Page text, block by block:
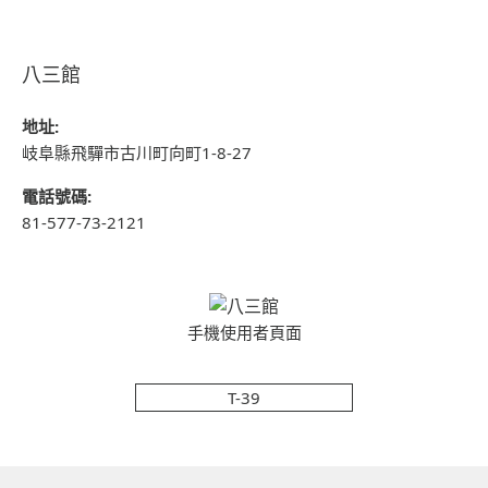
八三館
地址:
岐阜縣飛驒市古川町向町1-8-27
電話號碼:
81-577-73-2121
手機使用者頁面
T-39